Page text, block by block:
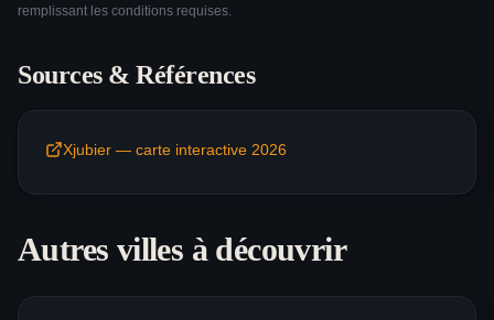
remplissant les conditions requises.
Sources & Références
Xjubier — carte interactive 2026
Autres villes à découvrir